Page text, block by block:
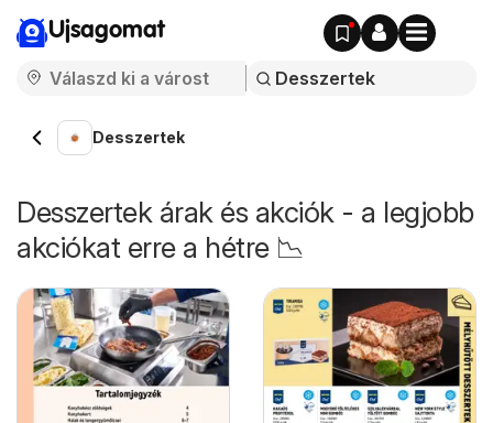
Ujsagomat
Desszertek
Desszertek árak és akciók - a legjobb
akciókat erre a hétre 📉